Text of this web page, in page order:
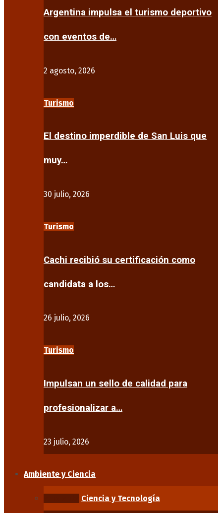
Argentina impulsa el turismo deportivo
con eventos de…
2 agosto, 2026
Turismo
El destino imperdible de San Luis que
muy…
30 julio, 2026
Turismo
Cachi recibió su certificación como
candidata a los…
26 julio, 2026
Turismo
Impulsan un sello de calidad para
profesionalizar a…
23 julio, 2026
Ambiente y Ciencia
Ciencia y Tecnología